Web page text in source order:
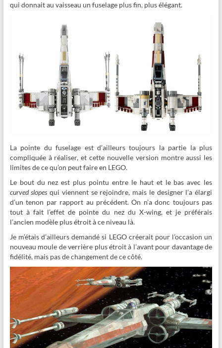
qui donnait au vaisseau un fuselage plus fin, plus élégant.
La pointe du fuselage est d’ailleurs toujours la partie la plus
compliquée à réaliser, et cette nouvelle version montre aussi les
limites de ce qu’on peut faire en LEGO.
Le bout du nez est plus pointu entre le haut et le bas avec les
curved slopes qui viennent se rejoindre, mais le designer l’a élargi
d’un tenon par rapport au précédent. On n’a donc toujours pas
tout à fait l’effet de pointe du nez du X-wing, et je préférais
l’ancien modèle plus étroit à ce niveau là.
Je m’étais d’ailleurs demandé si LEGO créerait pour l’occasion un
nouveau moule de verrière plus étroit à l’avant pour davantage de
fidélité, mais pas de changement de ce côté.